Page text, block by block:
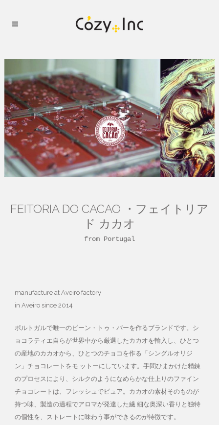
FEITORIA DO CACAO ・フェイトリア
ド カカオ
from Portugal
manufacture at Aveiro factory
in Aveiro since 2014
ポルトガルで唯一のビーン・トゥ・バーを作るブランドです。シ
ョコラティエ自らが世界中から厳選したカカオを輸入し、ひとつ
の産地のカカオから、ひとつのチョコを作る「シングルオリジ
ン」チョコレートをモ ットーにしています。手間ひまかけた精錬
のプロセスにより、シルクのようになめらかな仕上りのファイン
チョコレートは、フレッシュでピュア。カカオの素材そのものが
持つ味、製造の過程でアロマが発達した繊 細な奥深い香りと独特
の個性を、ストレートに味わう事ができるのが特徴です。